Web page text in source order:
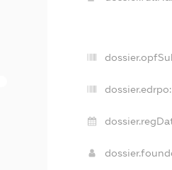
dossier.edrpo: